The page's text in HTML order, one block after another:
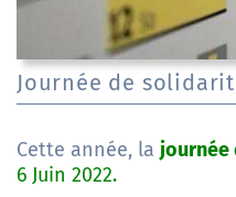
Journée de
Cette année, la journée
6 Juin 2022.